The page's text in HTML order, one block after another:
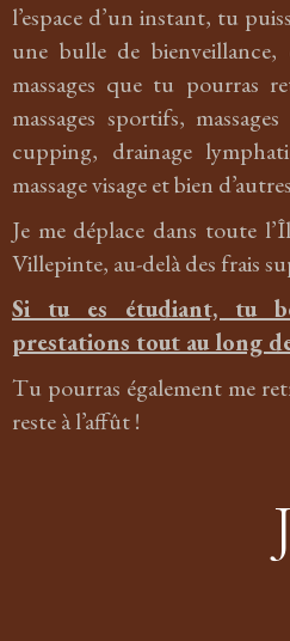
l’espace d’un instant, tu
une bulle de
massages que tu pourras
massages sportifs,
cupping, drainage
massage visage et bien
Je me déplace dans toute
Villepinte, au-delà des frais
Si tu es étudiant, tu
prestations tout au long
Tu pourras également me
reste à l’affût !